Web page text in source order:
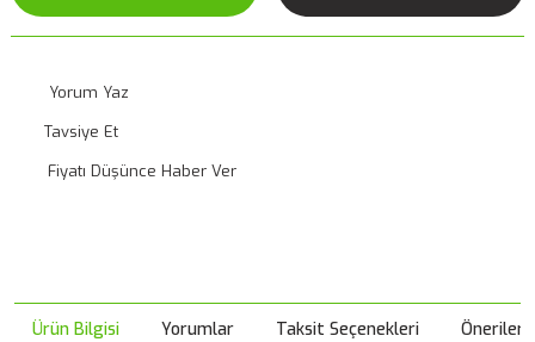
Yorum Yaz
Tavsiye Et
Fiyatı Düşünce Haber Ver
Ürün Bilgisi Yorumlar Taksit Seçenekleri